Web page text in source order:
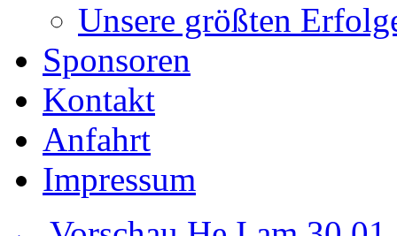
Unsere größten
Sponsoren
Kontakt
Anfahrt
Impressum